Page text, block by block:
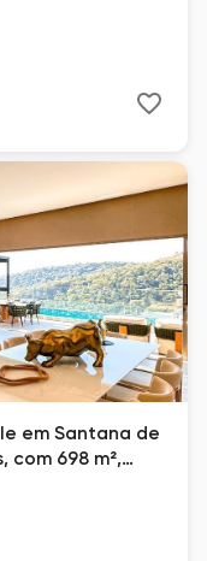
em Santana de
com 698 m²,